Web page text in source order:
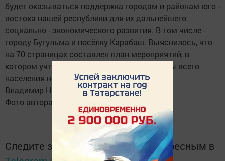
будет оказываться поддержка городам и районам юго -
востока нашей республики для их дальнейшего
социально - экономического развития. В том числе -
городу Бугульма и посёлку Карабаш. Выяснилось, что
на 70 страницах составлен план мероприятий, в
котором учтены жизненно важные интересы всего
населения нефтяного региона Татарстана.
Владимир НИКИТИН.
Фото автора.
Следите за самым важным и интересным в